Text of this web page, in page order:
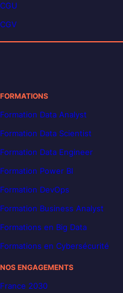
CGU
CGV
FORMATIONS
Formation Data Analyst
Formation Data Scientist
Formation Data Engineer
Formation Power BI
Formation DevOps
Formation Business Analyst
Formations en Big Data
Formations en Cybersécurité
NOS ENGAGEMENTS
France 2030